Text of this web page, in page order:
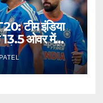
टीम इंडिया
13.5 ओवर में
पर उठ रहे